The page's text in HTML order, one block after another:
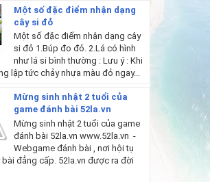
Một số đặc điểm nhận dạng
cây si đỏ
Một số đặc điểm nhận dạng cây
si đỏ 1.Búp đo đỏ. 2.Lá có hình
như lá si bình thường : Lưu ý : Khi
lập tức chảy nhựa màu đỏ ngay...
Mừng sinh nhật 2 tuổi của
game đánh bài 52la.vn
Mừng sinh nhật 2 tuổi của game
đánh bài 52la.vn www.52la.vn -
Webgame đánh bài , nơi hội tụ
bài đẳng cấp. 52la.vn được ra đời